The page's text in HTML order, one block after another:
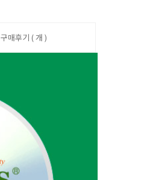
구매후기 ( 개 )